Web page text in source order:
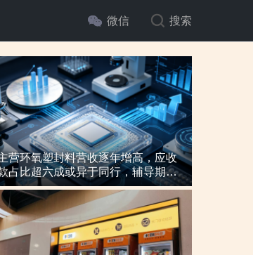
微信 搜索
营环氧塑封料营收逐年增高，应收
占比超六成或异于同行，辅导期内
向关联方“突击”置出资产